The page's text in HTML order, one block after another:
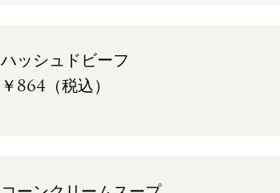
ハッシュドビーフ
￥864（税込）